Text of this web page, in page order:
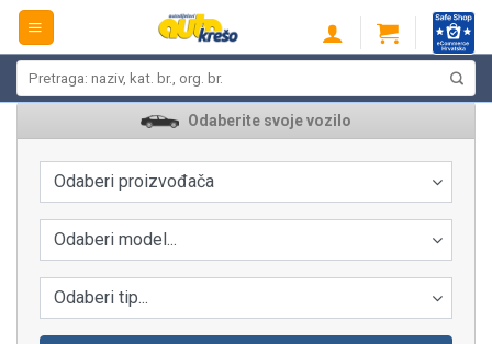
Skip
content
Odaberite svoje vozilo
Odaberi proizvođača
Odaberi model...
Odaberi tip...